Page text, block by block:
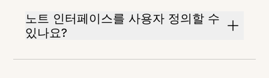
노트 인터페이스를 사용자 정의할 수
있나요?